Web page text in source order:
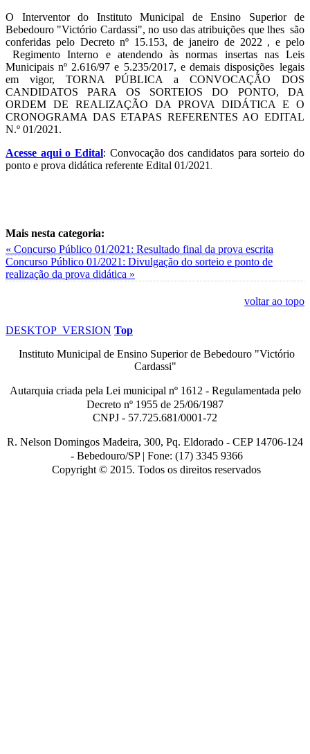
O Interventor do Instituto Municipal de Ensino Superior de
Bebedouro "Victório Cardassi", no uso das atribuições que lhes são
conferidas pelo Decreto nº 15.153, de janeiro de 2022 , e pelo
Regimento Interno e atendendo às normas insertas nas Leis
Municipais nº 2.616/97 e 5.235/2017, e demais disposições legais
em vigor, TORNA PÚBLICA a CONVOCAÇÃO DOS
CANDIDATOS PARA OS SORTEIOS DO PONTO, DA
ORDEM DE REALIZAÇÃO DA PROVA DIDÁTICA E O
CRONOGRAMA DAS ETAPAS REFERENTES AO EDITAL
N.º 01/2021.
Acesse aqui o Edital: Convocação dos candidatos para sorteio do
ponto e prova didática referente Edital 01/2021 .
Mais nesta categoria:
« Concurso Público 01/2021: Resultado final da prova escrita
Concurso Público 01/2021: Divulgação do sorteio e ponto de
realização da prova didática »
voltar ao topo
DESKTOP_VERSION Top
Instituto Municipal de Ensino Superior de Bebedouro "Victório
Cardassi"
Autarquia criada pela Lei municipal nº1612 - Regulamentada pelo
Decreto nº 1955 de 25/06/1987
CNPJ - 57.725.681/0001-72
R. Nelson Domingos Madeira, 300, Pq. Eldorado - CEP 14706-124
- Bebedouro/SP | Fone: (17) 3345 9366
Copyright © 2015. Todos os direitos reservados